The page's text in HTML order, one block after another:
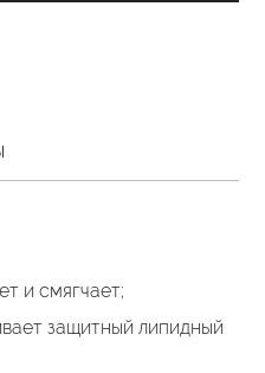
и смягчает;
защитный липидный